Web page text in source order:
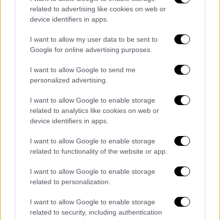
related to advertising like cookies on web or
device identifiers in apps.
I want to allow my user data to be sent to
Google for online advertising purposes.
I want to allow Google to send me
personalized advertising.
I want to allow Google to enable storage
related to analytics like cookies on web or
device identifiers in apps.
I want to allow Google to enable storage
related to functionality of the website or app.
I want to allow Google to enable storage
related to personalization.
I want to allow Google to enable storage
related to security, including authentication
πληροφορήθηκε από τον ίδιο το δράστη ότι
τελικά το θύμα δήθεν δεν πήγε».
Λίγη ώρα αργότερα, προσέθεσε ο δικηγόρος,
τη ζωή του το παιδί από άλλο λόγο, «δεν
γνώριζε την πραγματικότητα και για να μην
ταραχθεί η κόρη της επειδή είχαν
μακροχρόνια φιλία και σχέση, της είπε να
επιστρέψει στο σπίτι χρησιμοποιώντας τη
δικαιολογία ότι κάτι έχει πάθει ο παππούς
σου. Και έτσι γύρισε το κορίτσι στο σπίτι
έμαθε η κοπέλα και έπεσε σε κατάσταση
σοκ. Δυστυχώς ακόμα και αυτή τη στιγμή
βρίσκεται σε κατάσταση σοκ. Φρονώ ότι η
Εισαγγελία άσκησε μια δίωξη για υπόθαλψη